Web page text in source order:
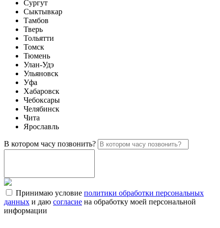
Сургут
Сыктывкар
Тамбов
Тверь
Тольятти
Томск
Тюмень
Улан-Удэ
Ульяновск
Уфа
Хабаровск
Чебоксары
Челябинск
Чита
Ярославль
В котором часу позвонить?
Принимаю условие политики обработки персональных
данных и даю согласие на обработку моей персональной
информации